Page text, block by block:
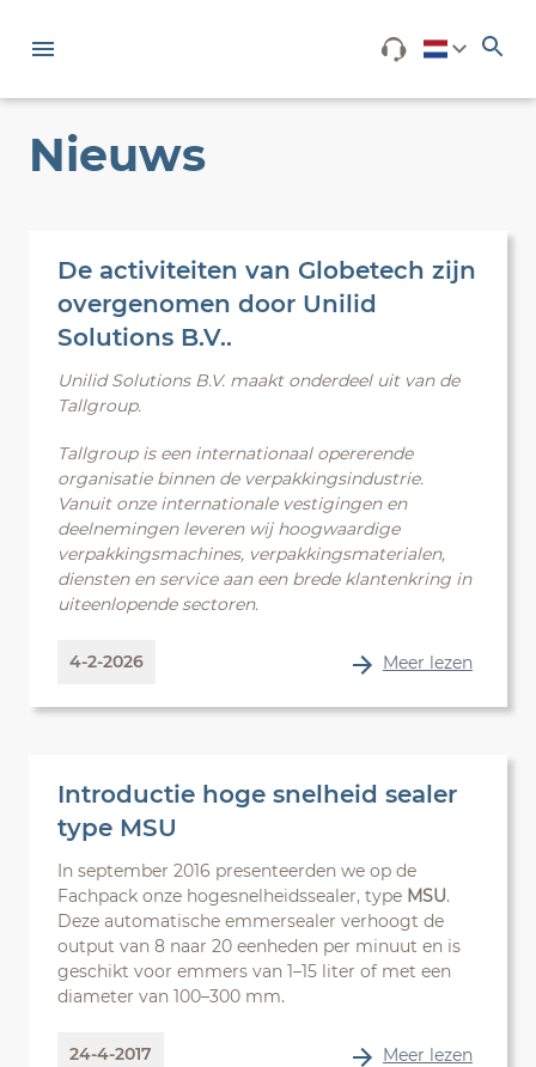
Nieuws
De activiteiten van Globetech zijn
overgenomen door Unilid
Solutions B.V..
Unilid Solutions B.V. maakt onderdeel uit van de
Tallgroup.
Tallgroup is een internationaal opererende
organisatie binnen de verpakkingsindustrie.
Vanuit onze internationale vestigingen en
deelnemingen leveren wij hoogwaardige
verpakkingsmachines, verpakkingsmaterialen,
diensten en service aan een brede klantenkring in
uiteenlopende sectoren.
4-2-2026 Meer lezen
Introductie hoge snelheid sealer
type MSU
In september 2016 presenteerden we op de
Fachpack onze hogesnelheidssealer, type MSU.
Deze automatische emmersealer verhoogt de
output van 8 naar 20 eenheden per minuut en is
geschikt voor emmers van 1–15 liter of met een
diameter van 100–300 mm.
24-4-2017 Meer lezen